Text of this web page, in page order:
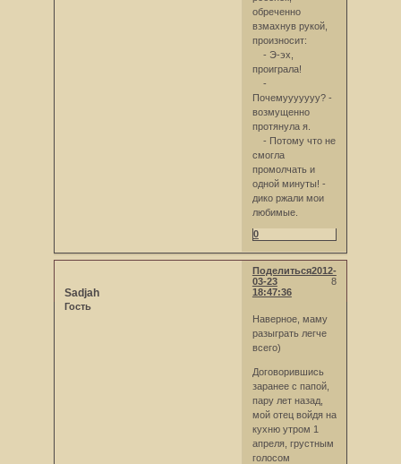
обреченно
взмахнув рукой,
произносит:
- Э-эх,
проиграла!
-
Почемууууууу? -
возмущенно
протянула я.
- Потому что не
смогла
промолчать и
одной минуты! -
дико ржали мои
любимые.
0
Поделиться
8
2012-
03-23
18:47:36
Sadjah
Гость
Наверное, маму
разыграть легче
всего)
Договорившись
заранее с папой,
пару лет назад,
мой отец войдя на
кухню утром 1
апреля, грустным
голосом